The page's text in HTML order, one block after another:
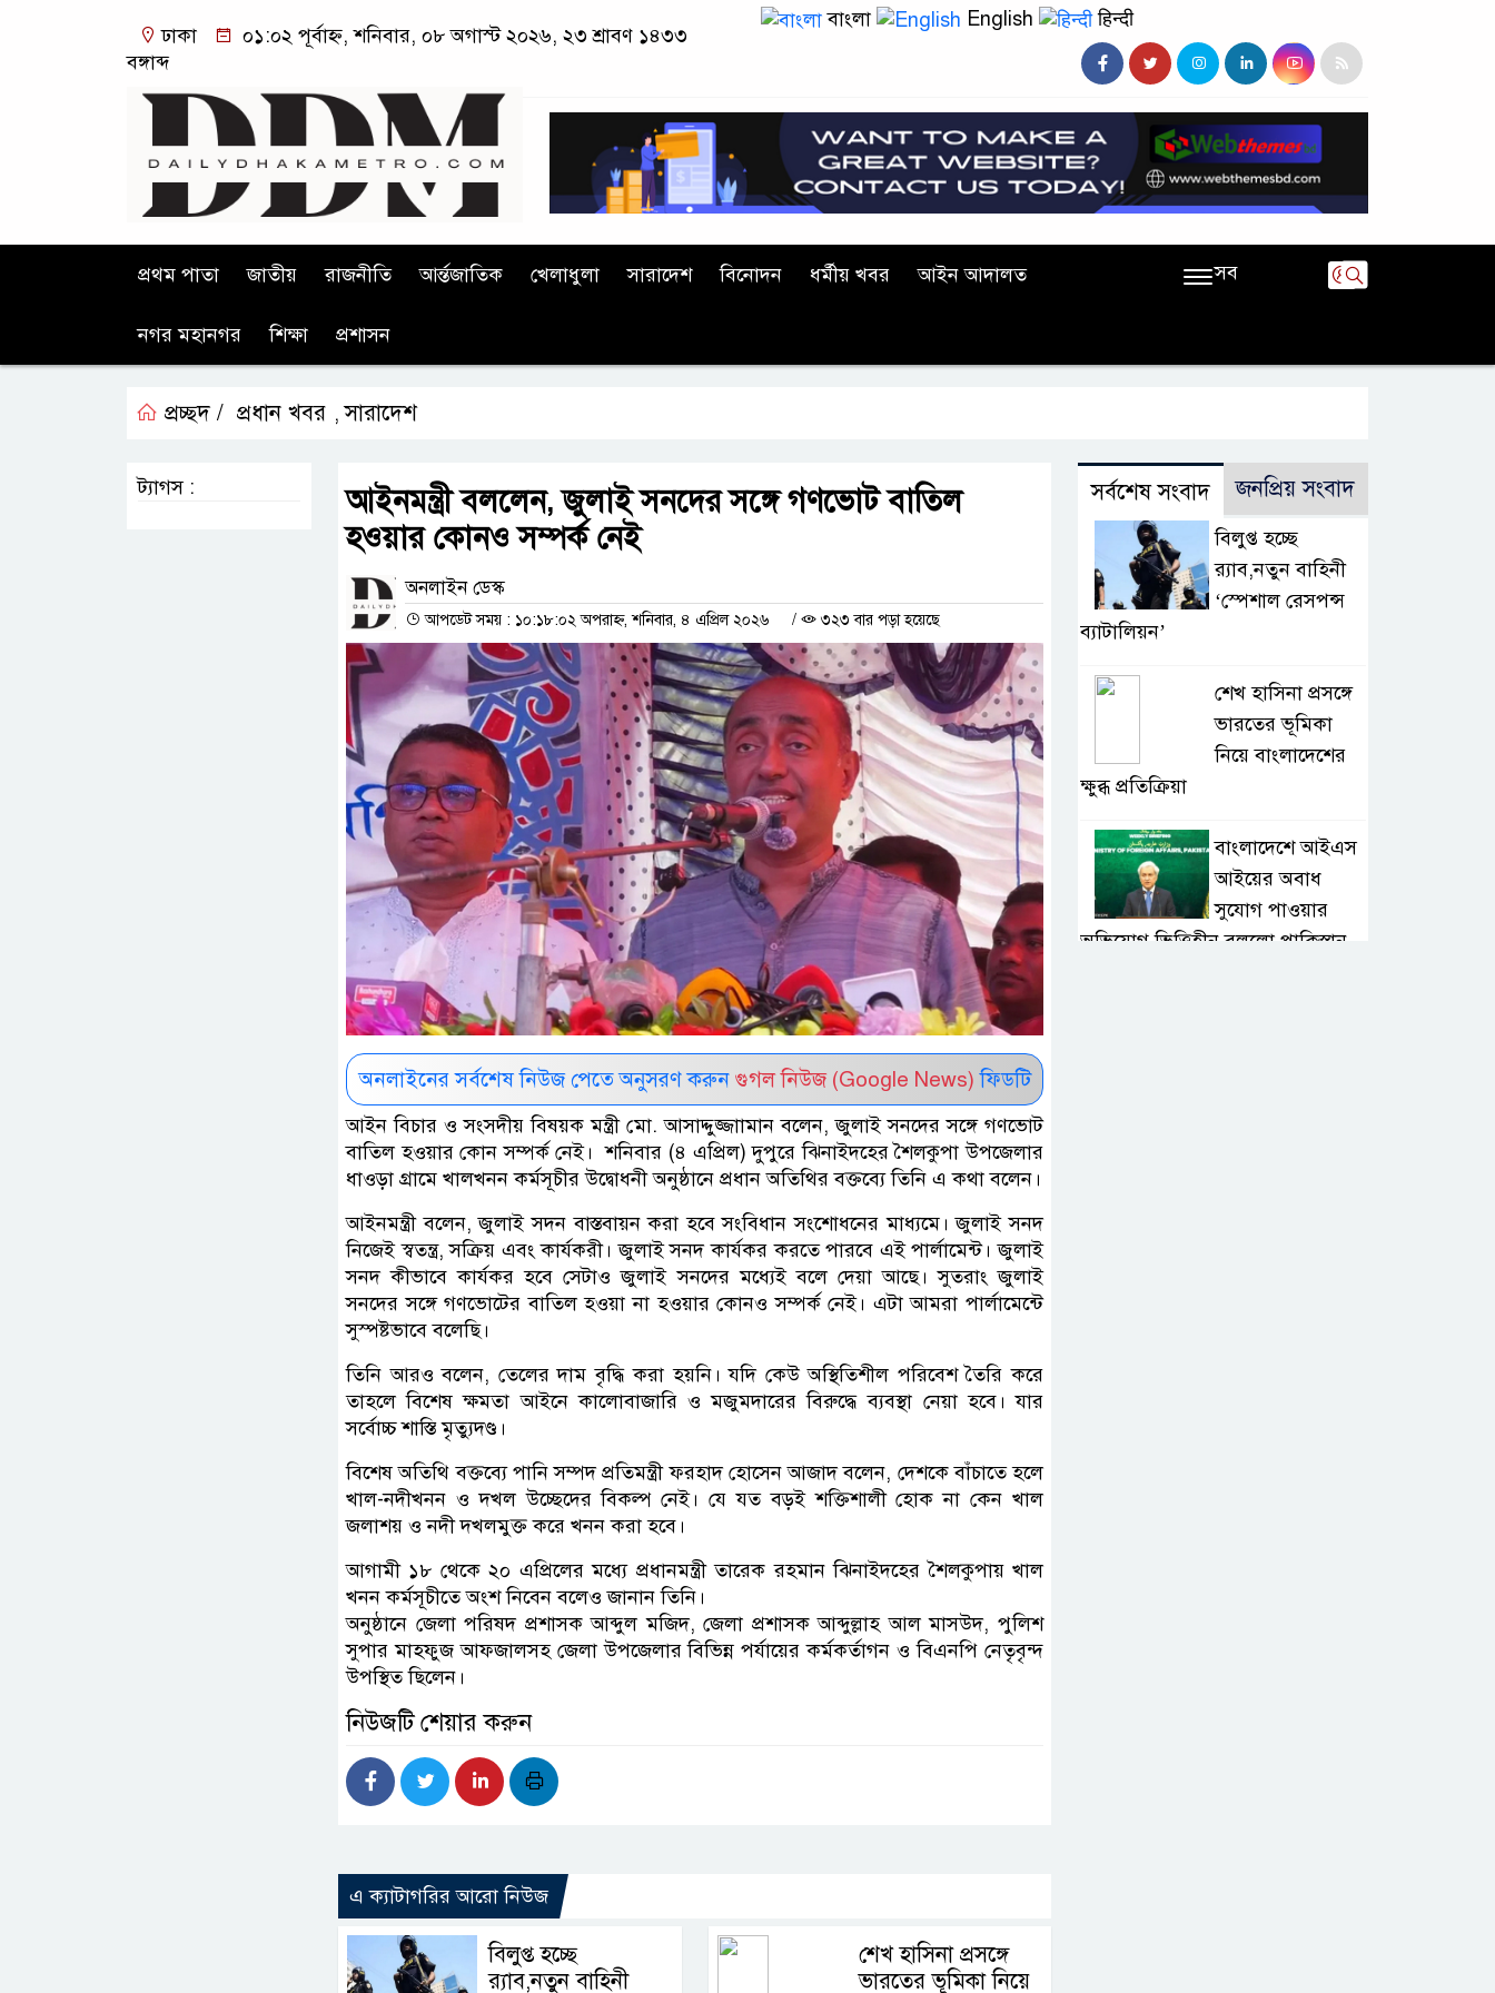
ঢাকা
০১:০২ পূর্বাহ্ন, শনিবার, ০৮ অগাস্ট ২০২৬, ২৩ শ্রাবণ ১৪৩৩
বঙ্গাব্দ
বাংলা English हिन्दी
প্রথম পাতা জাতীয় রাজনীতি আর্ন্তজাতিক খেলাধুলা সারাদেশ বিনোদন ধর্মীয় খবর আইন আদালত
নগর মহানগর শিক্ষা প্রশাসন
সব
প্রচ্ছদ / প্রধান খবর ,সারাদেশ
আইনমন্ত্রী বললেন, জুলাই সনদের সঙ্গে গণভোট বাতিল
হওয়ার কোনও সম্পর্ক নেই
অনলাইন ডেস্ক
আপডেট সময় : ১০:১৮:০২ অপরাহ্ন, শনিবার, ৪ এপ্রিল ২০২৬ / ৩২৩ বার পড়া হয়েছে
অনলাইনের সর্বশেষ নিউজ পেতে অনুসরণ করুন গুগল নিউজ (Google News) ফিডটি
আইন বিচার ও সংসদীয় বিষয়ক মন্ত্রী মো. আসাদ্দুজ্জাামান বলেন, জুলাই সনদের সঙ্গে গণভোট
বাতিল হওয়ার কোন সম্পর্ক নেই। শনিবার (৪ এপ্রিল) দুপুরে ঝিনাইদহের শৈলকুপা উপজেলার
ধাওড়া গ্রামে খালখনন কর্মসূচীর উদ্বোধনী অনুষ্ঠানে প্রধান অতিথির বক্তব্যে তিনি এ কথা বলেন।
আইনমন্ত্রী বলেন, জুলাই সদন বাস্তবায়ন করা হবে সংবিধান সংশোধনের মাধ্যমে। জুলাই সনদ
নিজেই স্বতন্ত্র, সক্রিয় এবং কার্যকরী। জুলাই সনদ কার্যকর করতে পারবে এই পার্লামেন্ট। জুলাই
সনদ কীভাবে কার্যকর হবে সেটাও জুলাই সনদের মধ্যেই বলে দেয়া আছে। সুতরাং জুলাই
সনদের সঙ্গে গণভোটের বাতিল হওয়া না হওয়ার কোনও সম্পর্ক নেই। এটা আমরা পার্লামেন্টে
সুস্পষ্টভাবে বলেছি।
তিনি আরও বলেন, তেলের দাম বৃদ্ধি করা হয়নি। যদি কেউ অস্থিতিশীল পরিবেশ তৈরি করে
তাহলে বিশেষ ক্ষমতা আইনে কালোবাজারি ও মজুমদারের বিরুদ্ধে ব্যবস্থা নেয়া হবে। যার
সর্বোচ্চ শাস্তি মৃত্যুদণ্ড।
বিশেষ অতিথি বক্তব্যে পানি সম্পদ প্রতিমন্ত্রী ফরহাদ হোসেন আজাদ বলেন, দেশকে বাঁচাতে হলে
খাল-নদীখনন ও দখল উচ্ছেদের বিকল্প নেই। যে যত বড়ই শক্তিশালী হোক না কেন খাল
জলাশয় ও নদী দখলমুক্ত করে খনন করা হবে।
আগামী ১৮ থেকে ২০ এপ্রিলের মধ্যে প্রধানমন্ত্রী তারেক রহমান ঝিনাইদহের শৈলকুপায় খাল
খনন কর্মসূচীতে অংশ নিবেন বলেও জানান তিনি।
অনুষ্ঠানে জেলা পরিষদ প্রশাসক আব্দুল মজিদ, জেলা প্রশাসক আব্দুল্লাহ আল মাসউদ, পুলিশ
সুপার মাহফুজ আফজালসহ জেলা উপজেলার বিভিন্ন পর্যায়ের কর্মকর্তাগন ও বিএনপি নেতৃবৃন্দ
উপস্থিত ছিলেন।
নিউজটি শেয়ার করুন
এ ক্যাটাগরির আরো নিউজ
বিলুপ্ত হচ্ছে
র‍্যাব,নতুন বাহিনী
শেখ হাসিনা প্রসঙ্গে
ভারতের ভূমিকা নিয়ে
ট্যাগস : সর্বশেষ সংবাদ জনপ্রিয় সংবাদ
বিলুপ্ত হচ্ছে
র‍্যাব,নতুন বাহিনী
‘স্পেশাল রেসপন্স
ব্যাটালিয়ন’
শেখ হাসিনা প্রসঙ্গে
ভারতের ভূমিকা
নিয়ে বাংলাদেশের
ক্ষুব্ধ প্রতিক্রিয়া
বাংলাদেশে আইএস
আইয়ের অবাধ
সুযোগ পাওয়ার
অভিযোগ ভিত্তিহীন বললো পাকিস্তান